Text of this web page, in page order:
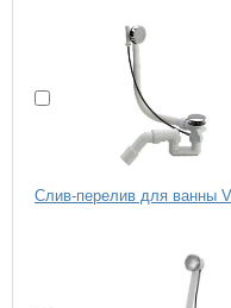
Слив-перелив для ванны